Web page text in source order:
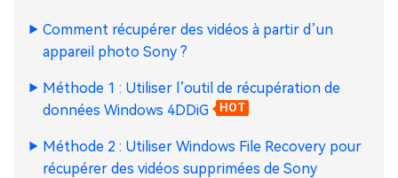
Comment récupérer des vidéos à partir d’un
appareil photo Sony ?
Méthode 1 : Utiliser l’outil de récupération de
données Windows 4DDiG
HOT
Méthode 2 : Utiliser Windows File Recovery pour
récupérer des vidéos supprimées de Sony